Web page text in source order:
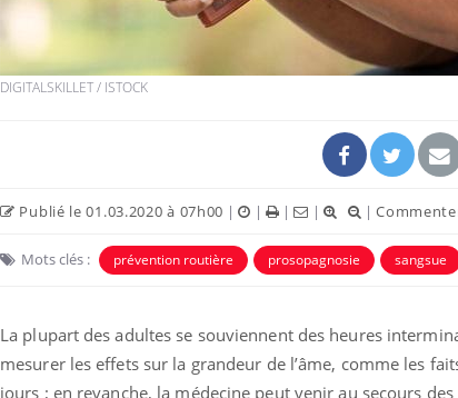
DIGITALSKILLET / ISTOCK
Publié le 01.03.2020 à 07h00 | | | | |
Mots clés : prévention routière prosopagnosie sangsue
La plupart des adultes se souviennent des heures
mesurer les effets sur la grandeur de l’âme, comme les
jours ; en revanche, la médecine peut venir au secours
expliquer ma maladie
Il y a des sujets qui sont